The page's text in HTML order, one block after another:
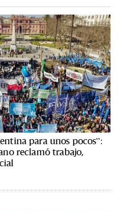
para unos pocos”:
reclamó trabajo,